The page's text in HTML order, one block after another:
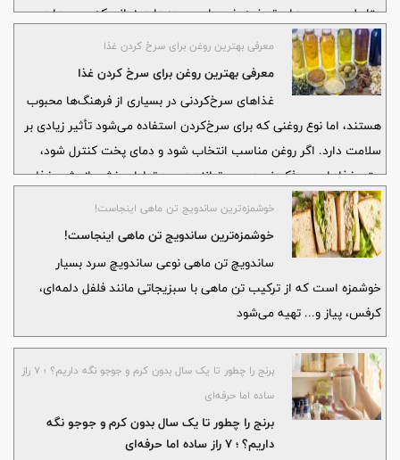
متابولیسم چربی‌ها و تصفیه خون را بر عهده دارد. زمانی که چربی‌ها در
بافت این عضو حیاتی رسوب کنند، عملکرد آن مختل می‌شود
معرفی بهترین روغن برای سرخ کردن غذا
معرفی بهترین روغن برای سرخ کردن غذا
غذاهای سرخ‌کردنی در بسیاری از فرهنگ‌ها محبوب
هستند، اما نوع روغنی که برای سرخ‌کردن استفاده می‌شود تأثیر زیادی بر
سلامت دارد. اگر روغن مناسب انتخاب شود و دمای پخت کنترل شود،
حتی غذاهای سرخ‌کردنی هم می‌توانند در حد تعادل بخشی از رژیم غذایی
باشند.
خوشمزه‌ترین ساندویج تن ماهی اینجاست!
خوشمزه‌ترین ساندویج تن ماهی اینجاست!
ساندویچ تن ماهی نوعی ساندویچ سرد بسیار
خوشمزه است که از ترکیب تن ماهی با سبزیجاتی مانند فلفل دلمه‌ای،
کرفس، پیاز و... تهیه می‌شود
برنج را چطور تا یک سال بدون کرم و جوجو نگه داریم؟ ؛ ۷ راز
ساده اما حرفه‌ای
برنج را چطور تا یک سال بدون کرم و جوجو نگه
داریم؟ ؛ ۷ راز ساده اما حرفه‌ای